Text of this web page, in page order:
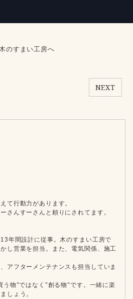
のすまい工房へ
NEXT
て行動力があります。
さんすーさんと頼りにされてます。
年間設計に従事。木のすまい工房で
し営業を担当。また、電気関係、施工
アフターメンテナンスも担当していま
物"ではなく"創る物"です。一緒に楽
しょう。